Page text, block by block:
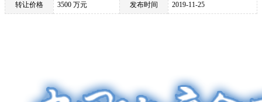
转让价格 3500 万元 发布时间 2019-11-25